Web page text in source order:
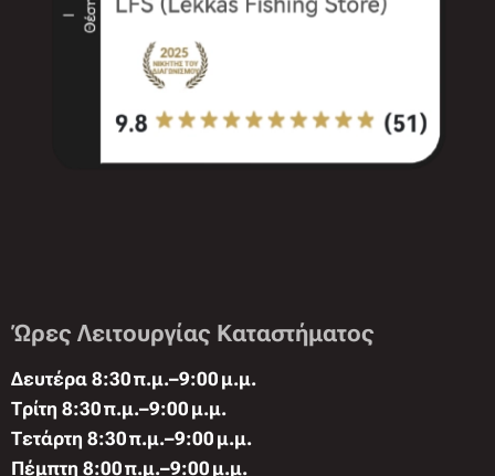
Ώρες Λειτουργίας Καταστήματος
Δευτέρα 8:30 π.μ.–9:00 μ.μ.
Τρίτη 8:30 π.μ.–9:00 μ.μ.
Τετάρτη 8:30 π.μ.–9:00 μ.μ.
Πέμπτη 8:00 π.μ.–9:00 μ.μ.